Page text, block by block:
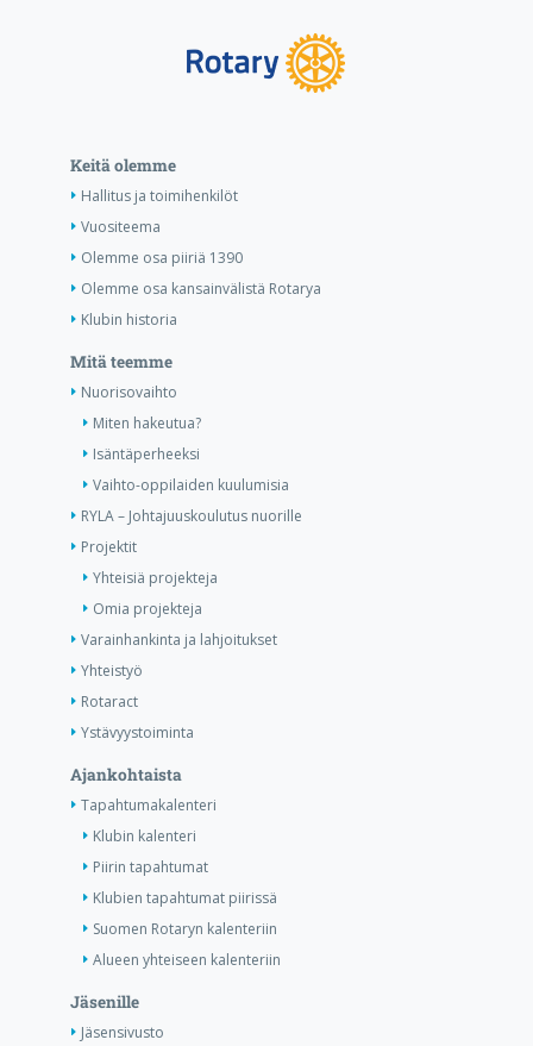
Keitä olemme
Hallitus ja toimihenkilöt
Vuositeema
Olemme osa piiriä 1390
Olemme osa kansainvälistä Rotarya
Klubin historia
Mitä teemme
Nuorisovaihto
Miten hakeutua?
Isäntäperheeksi
Vaihto-oppilaiden kuulumisia
RYLA – Johtajuuskoulutus nuorille
Projektit
Yhteisiä projekteja
Omia projekteja
Varainhankinta ja lahjoitukset
Yhteistyö
Rotaract
Ystävyystoiminta
Ajankohtaista
Tapahtumakalenteri
Klubin kalenteri
Piirin tapahtumat
Klubien tapahtumat piirissä
Suomen Rotaryn kalenteriin
Alueen yhteiseen kalenteriin
Jäsenille
Jäsensivusto